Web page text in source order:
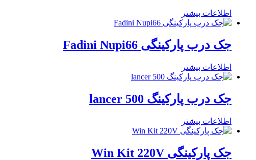
اطلاعات بیشتر
جک درب پارکینگی Fadini Nupi66
اطلاعات بیشتر
جک درب پارکینگ lancer 500
اطلاعات بیشتر
جک پارکینگی Win Kit 220V